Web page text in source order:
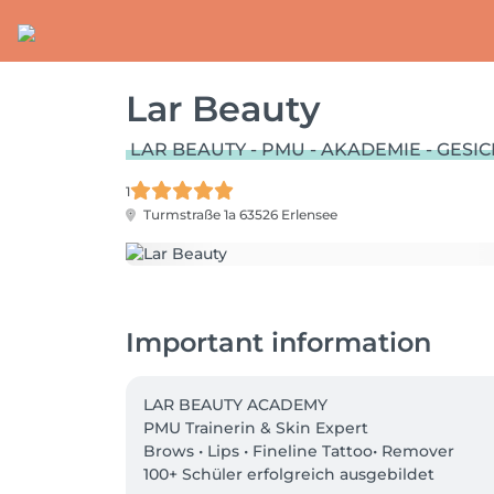
Lar Beauty
LAR BEAUTY - PMU - AKADEMIE -
1
Turmstraße 1a 63526 Erlensee
Important information
LAR BEAUTY ACADEMY
PMU Trainerin & Skin Expert
Brows • Lips • Fineline Tattoo• Remover
100+ Schüler erfolgreich ausgebildet